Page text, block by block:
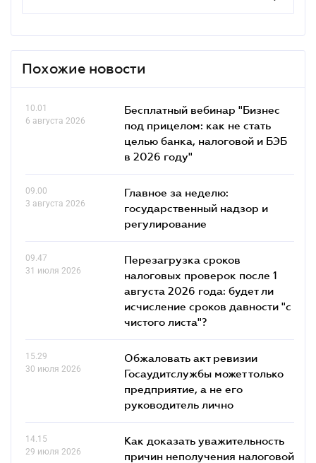
Похожие новости
10.01
6 августа 2026
Бесплатный вебинар "Бизнес
под прицелом: как не стать
целью банка, налоговой и БЭБ
в 2026 году"
09.00
3 августа 2026
Главное за неделю:
государственный надзор и
регулирование
09.47
31 июля 2026
Перезагрузка сроков
налоговых проверок после 1
августа 2026 года: будет ли
исчисление сроков давности "с
чистого листа"?
15.29
30 июля 2026
Обжаловать акт ревизии
Госаудитслужбы может только
предприятие, а не его
руководитель лично
14.15
29 июля 2026
Как доказать уважительность
причин неполучения налоговой